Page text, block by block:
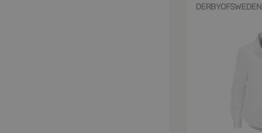
DERBYOFSWEDEN